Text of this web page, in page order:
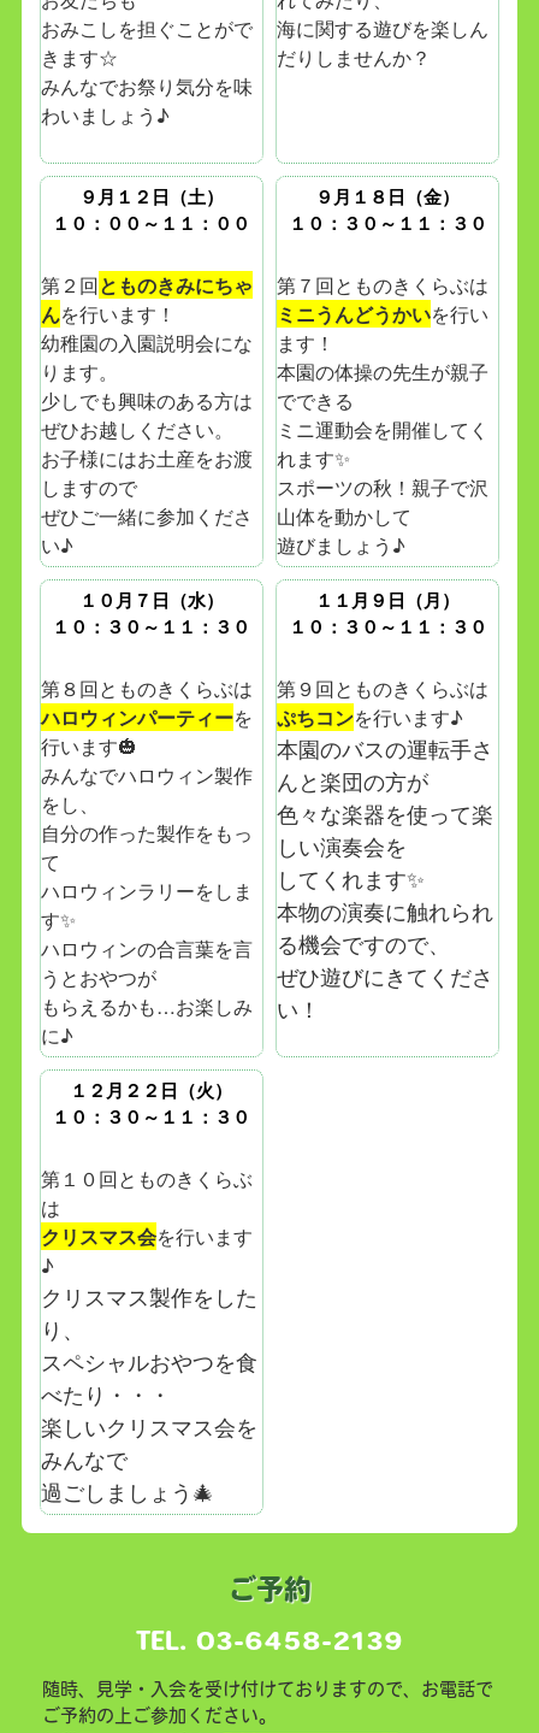
おみこしを担ぐことがで
きます☆
みんなでお祭り気分を味
わいましょう♪
海に関する遊びを楽しん
だりしませんか？
９月１２日（土）
１０：００～１１：００
第２回とものきみにちゃ
んを行います！
幼稚園の入園説明会にな
ります。
少しでも興味のある方は
ぜひお越しください。
お子様にはお土産をお渡
しますので
ぜひご一緒に参加くださ
い♪
９月１８日（金）
１０：３０～１１：３０
第７回とものきくらぶは
ミニうんどうかいを行い
ます！
本園の体操の先生が親子
でできる
ミニ運動会を開催してく
れます✨
スポーツの秋！親子で沢
山体を動かして
遊びましょう♪
１０月７日（水）
１０：３０～１１：３０
第８回とものきくらぶは
ハロウィンパーティーを
行います🎃
みんなでハロウィン製作
をし、
自分の作った製作をもっ
て
ハロウィンラリーをしま
す✨
ハロウィンの合言葉を言
うとおやつが
もらえるかも…お楽しみ
に♪
１１月９日（月）
１０：３０～１１：３０
第９回とものきくらぶは
ぷちコンを行います♪
本園のバスの運転手さ
んと楽団の方が
色々な楽器を使って楽
しい演奏会を
してくれます✨
本物の演奏に触れられ
る機会ですので、
ぜひ遊びにきてくださ
い！
１２月２２日（火）
１０：３０～１１：３０
第１０回とものきくらぶ
は
クリスマス会を行います
♪
クリスマス製作をした
り、
スペシャルおやつを食
べたり・・・
楽しいクリスマス会を
みんなで
過ごしましょう🎄
ご予約
TEL. 03-6458-2139
随時、見学・入会を受け付けておりますので、お電話で
ご予約の上ご参加ください。